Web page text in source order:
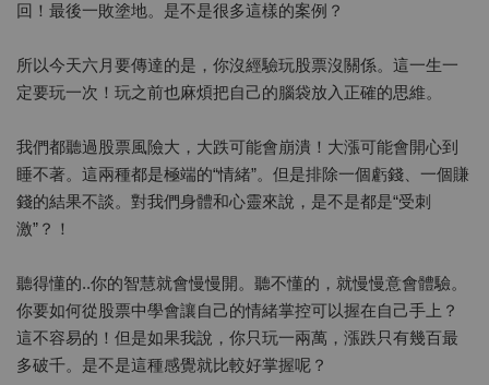
回！最後一敗塗地。是不是很多這樣的案例？
所以今天六月要傳達的是，你沒經驗玩股票沒關係。這一生一
定要玩一次！玩之前也麻煩把自己的腦袋放入正確的思維。
我們都聽過股票風險大，大跌可能會崩潰！大漲可能會開心到
睡不著。這兩種都是極端的“情緒”。但是排除一個虧錢、一個賺
錢的結果不談。對我們身體和心靈來說，是不是都是“受刺
激”？！
聽得懂的..你的智慧就會慢慢開。聽不懂的，就慢慢意會體驗。
你要如何從股票中學會讓自己的情緒掌控可以握在自己手上？
這不容易的！但是如果我說，你只玩一兩萬，漲跌只有幾百最
多破千。是不是這種感覺就比較好掌握呢？